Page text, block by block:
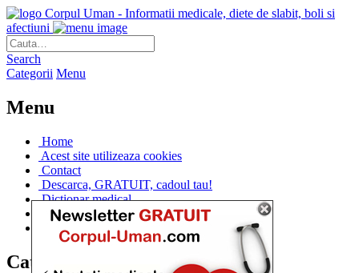
Corpul Uman - Informatii medicale, diete de slabit, boli si
afectiuni
Search
Categorii Menu
Menu
Home
Acest site utilizeaza cookies
Contact
Descarca, GRATUIT, cadoul tau!
Dictionar medical
Dr. Cristina IANUC
Linkuri utile
Categorii